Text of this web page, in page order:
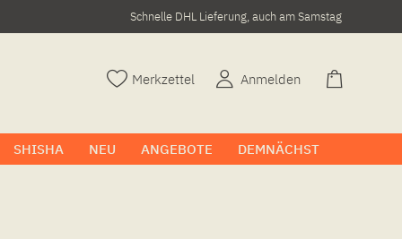
Schnelle DHL Lieferung, auch am Samstag
Merkzettel Anmelden
SHISHA NEU ANGEBOTE DEMNÄCHST